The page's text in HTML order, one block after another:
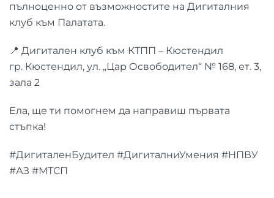
пълноценно от възможностите на Дигиталния
клуб към Палатата.
📍 Дигитален клуб към КТПП – Кюстендил
гр. Кюстендил, ул. „Цар Освободител“ № 168, ет. 3,
зала 2
Ела, ще ти помогнем да направиш първата
стъпка!
#ДигиталенБудител #ДигиталниУмения #НПВУ
#АЗ #МТСП